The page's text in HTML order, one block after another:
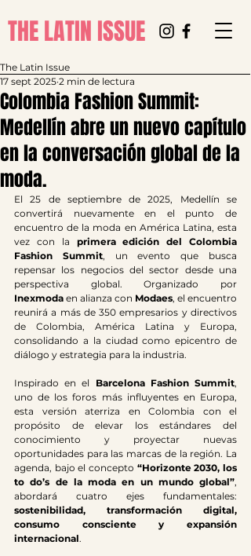
THE LATIN ISSUE
Colombia Fashion Summit:
Medellín abre un nuevo capítulo
en la conversación global de la
moda.
The Latin Issue
17 sept 2025 2 min de lectura
El 25 de septiembre de 2025, Medellín se
convertirá nuevamente en el punto de
encuentro de la moda en América Latina, esta
vez con la primera edición del Colombia
Fashion Summit, un evento que busca
repensar los negocios del sector desde una
Inexmoda en alianza con Modaes, el encuentro
reunirá a más de 350 empresarios y directivos
de Colombia, América Latina y Europa,
consolidando a la ciudad como epicentro de
diálogo y estrategia para la industria.
Inspirado en el Barcelona Fashion Summit,
uno de los foros más influyentes en Europa,
esta versión aterriza en Colombia con el
propósito de elevar los estándares del
conocimiento y proyectar nuevas
oportunidades para las marcas de la región. La
agenda, bajo el concepto “Horizonte 2030, los
to do’s de la moda en un mundo global”,
sostenibilidad, transformación digital,
consumo consciente y expansión
internacional.